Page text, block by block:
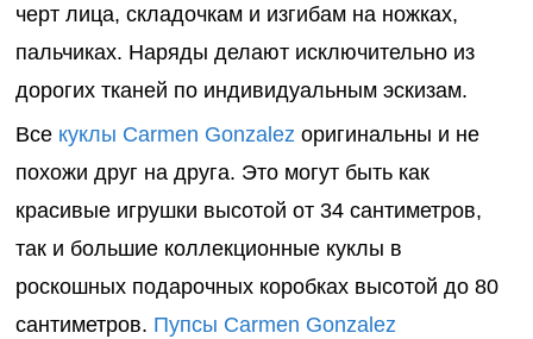
черт лица, складочкам и изгибам на ножках,
пальчиках. Наряды делают исключительно из
дорогих тканей по индивидуальным эскизам.
Все куклы Carmen Gonzalez оригинальны и не
похожи друг на друга. Это могут быть как
красивые игрушки высотой от34 сантиметров,
так и большие коллекционные куклы в
роскошных подарочных коробках высотой до80
сантиметров. Пупсы Carmen Gonzalez